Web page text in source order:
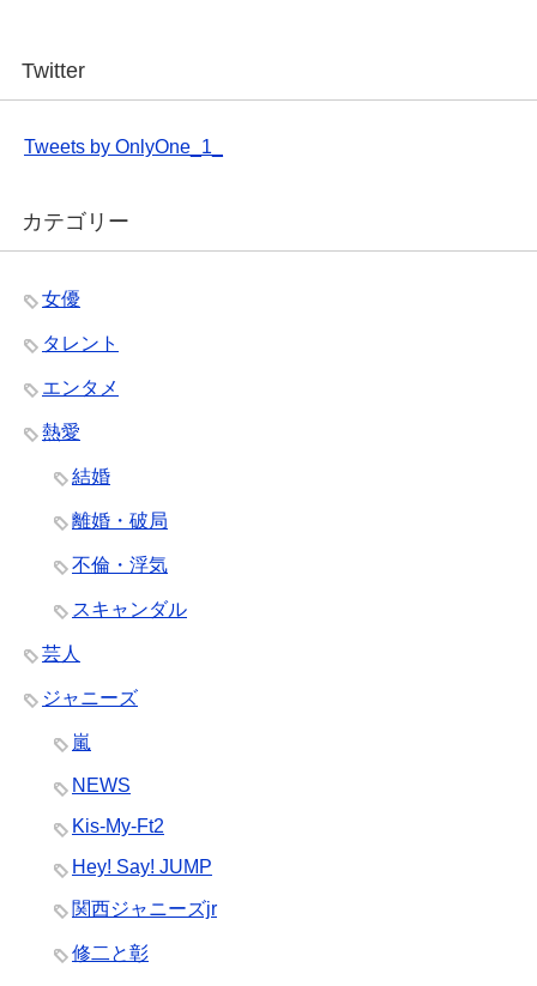
Twitter
Tweets by OnlyOne_1_
カテゴリー
女優
タレント
エンタメ
熱愛
結婚
離婚・破局
不倫・浮気
スキャンダル
芸人
ジャニーズ
嵐
NEWS
Kis-My-Ft2
Hey! Say! JUMP
関西ジャニーズjr
修二と彰